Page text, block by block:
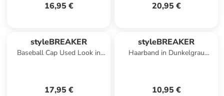
16,95 € 20,95 €
styleBREAKER
Baseball Cap Used Look in
17,95 €
styleBREAKER
Haarband in Dunkelgrau
10,95 €